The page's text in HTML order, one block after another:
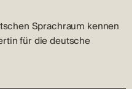
Penthouse strahlt
ausgestattet mit
das ganze Jahr
Glas und
Materialien und
Sprachraum kennen
für die deutsche